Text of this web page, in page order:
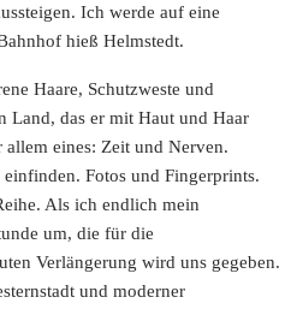
Ich werde auf eine
hieß Helmstedt.
Haare, Schutzweste und
Land, das er mit Haut und Haar
eines: Zeit und Nerven.
Fotos und Fingerprints.
Als ich endlich mein
um, die für die
Verlängerung wird uns gegeben.
und moderner